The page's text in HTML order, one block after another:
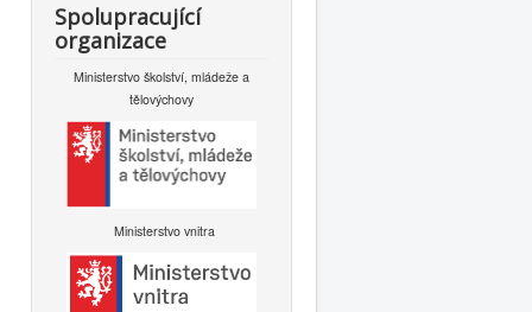
Spolupracující
organizace
Ministerstvo školství, mládeže a
tělovýchovy
Ministerstvo vnitra